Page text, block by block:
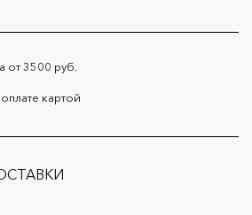
от 3500 руб.
картой